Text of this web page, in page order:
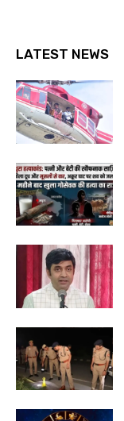
LATEST NEWS